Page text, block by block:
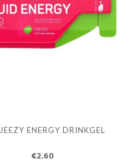
ENERGY DRINKGEL
€2.60